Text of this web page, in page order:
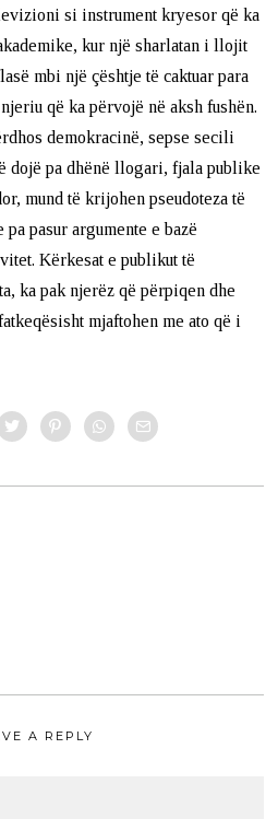
si instrument kryesor që ka
kur një sharlatan i llojit
mbi një çështje të caktuar para
që ka përvojë në aksh fushën.
demokracinë, sepse secili
dojë pa dhënë llogari, fjala publike
mund të krijohen pseudoteza të
pasur argumente e bazë
Kërkesat e publikut të
ka pak njerëz që përpiqen dhe
mjaftohen me ato që i
A REPLY